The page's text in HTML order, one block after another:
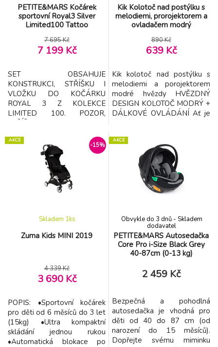
PETITE&MARS Kočárek
sportovní Royal3 Silver
Limited100 Tattoo
7 695 Kč
7 199 Kč
SET OBSAHUJE
KONSTRUKCI, STŘÍŠKU I
VLOŽKU DO KOČÁRKU
ROYAL 3 Z KOLEKCE
LIMITED 100. POZOR,
KONSTRUKCEMA ROYAL3 a
ROYAL2 A NE S
PŘEDCHOZÍM MODELEM
ROYAL. Jedinečné letošní
vzory kolekce Limited 100
Mladé generaci
jejich odvážných nápadů
vzešly č
Kik Kolotoč nad postýlku s
melodiemi, prorojektorem a
ovladačem modrý
890 Kč
639 Kč
Kik kolotoč nad postýlku s
melodiemi a porojektorem
modré hvězdy HVĚZDNÝ
DESIGN KOLOTOČ MODRÝ +
DÁLKOVÉ OVLÁDÁNÍ Ať je
každé dítě i rodič! Kolotoč s
promítačkou hvězd a
možností přehrávání uchu
lahodících, jemných
ukolébavek jistě přispěje k
příjemně strávené noci!
AKCE
-15%
Zuma Kids MINI 2019
Skladem 1ks
4 339 Kč
3 690 Kč
POPIS: •Sportovní kočárek
pro děti od 6 měsíců do 3 let
(15kg) •Ultra kompaktní
skládání jednou rukou
•Automatická blokace po
AKCE
PETITE&MARS Autosedačka
Core Pro i-Size Black Grey
40-87cm (0-13 kg)
Obvykle do 3 dnů - Skladem
dodavatel
2 459 Kč
Bezpečná a pohodlná
autosedačka je vhodná pro
děti od 40 do 87 cm (od
narození do 15 měsíců).
Dopřejte svému miminku